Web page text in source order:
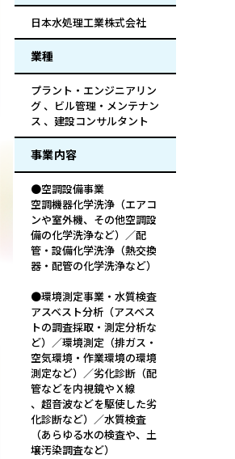
日本水処理工業株式会社
業種
プラント・エンジニアリン
グ 、ビル管理・メンテナン
ス 、建設コンサルタント
事業内容
●空調設備事業
空調機器化学洗浄（エアコ
ンや室外機、その他空調設
備の化学洗浄など）／配
管・設備化学洗浄（熱交換
器・配管の化学洗浄など）
●環境測定事業・水質検査
アスベスト分析（アスベス
トの調査採取・測定分析な
ど）／環境測定（排ガス・
空気環境・作業環境の環境
測定など）／劣化診断（配
管などを内視鏡やＸ線
、超音波などを駆使した劣
化診断など）／水質検査
（あらゆる水の検査や、土
壌汚染調査など）